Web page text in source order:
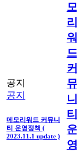
공지
공지
메모리워드 커뮤니
티 운영정책 (
2023.11.1 update )
모
리
워
드
커
뮤
니
티
운
영